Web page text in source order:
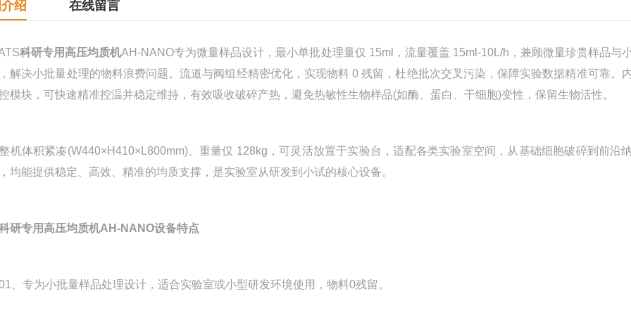
绍 在线留言
科研专用高压均质机AH-NANO专为微量样品设计，最小单批处理量仅 15ml，流量覆盖 15ml‑10L/h，兼顾微量珍贵样品与
解决小批量处理的物料浪费问题。流道与阀组经精密优化，实现物料 0 残留，杜绝批次交叉污染，保障实验数据精准可靠。
模块，可快速精准控温并稳定维持，有效吸收破碎产热，避免热敏性生物样品(如酶、蛋白、干细胞)变性，保留生物活性。
积紧凑(W440×H410×L800mm)、重量仅 128kg，可灵活放置于实验台，适配各类实验室空间，从基础细胞破碎到前沿
均能提供稳定、高效、精准的均质支撑，是实验室从研发到小试的核心设备。
研专用高压均质机AH-NANO设备特点
为小批量样品处理设计，适合实验室或小型研发环境使用，物料0残留。